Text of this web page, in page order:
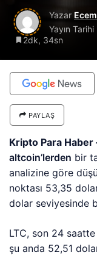
Yazar
Yayın Tarihi
2dk, 34sn
PAYLAŞ
Kripto Para Haber
altcoin’lerden bir
analizine göre
noktası 53,35
dolar seviyesinde
LTC, son 24
şu anda 52,51